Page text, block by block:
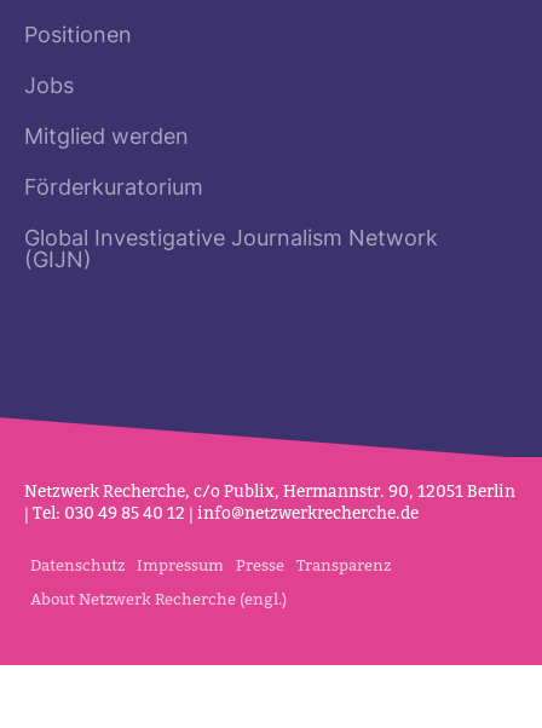
Positionen
Jobs
Mitglied werden
Förderkuratorium
Global Investigative Journalism Network
(GIJN)
Netz­werk Recherche, c/o Publix, Her­mannstr. 90, 12051 Berlin
| Tel: 030 49 85 40 12 | info@netz­werk­re­cherche.de
Datenschutz Impressum Presse Transparenz
About Netzwerk Recherche (engl.)